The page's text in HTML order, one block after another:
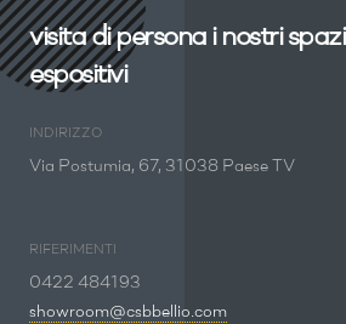
visita di persona i nostri spazi
espositivi
INDIRIZZO
Via Postumia, 67, 31038 Paese TV
RIFERIMENTI
0422 484193
showroom@csbbellio.com